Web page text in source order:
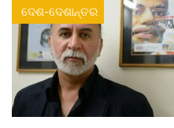
ଦେଶ-ଦେଶାନ୍ତର